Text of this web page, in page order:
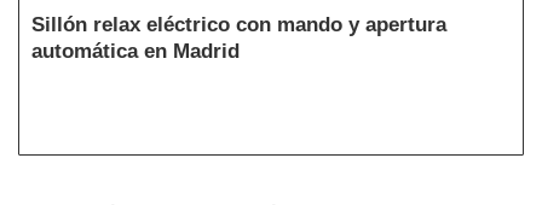
Sillón relax eléctrico con mando y apertura
automática en Madrid